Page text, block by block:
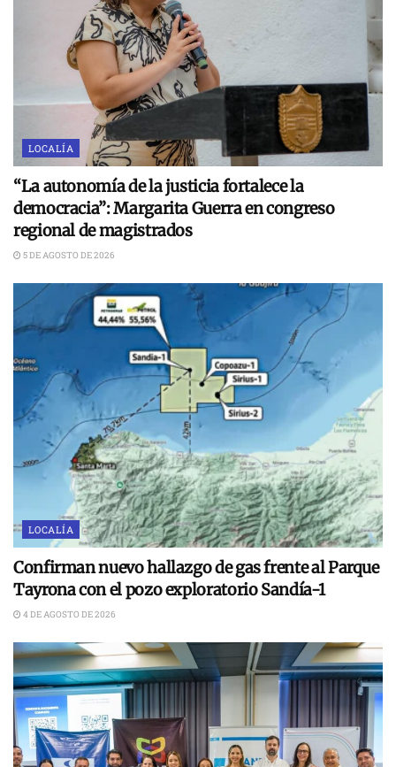
LOCALÍA
“La autonomía de la justicia fortalece la
democracia”: Margarita Guerra en congreso
regional de magistrados
5 DE AGOSTO DE 2026
LOCALÍA
Confirman nuevo hallazgo de gas frente al Parque
Tayrona con el pozo exploratorio Sandía-1
4 DE AGOSTO DE 2026